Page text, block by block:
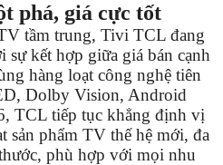
phá, giá cực tốt
tầm trung, Tivi TCL đang
kết hợp giữa giá bán cạnh
hàng loạt công nghệ tiên
Dolby Vision, Android
TCL tiếp tục khẳng định vị
sản phẩm TV thế hệ mới, đa
phù hợp với mọi nhu